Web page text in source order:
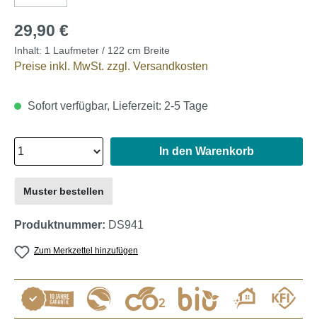
29,90 €
Inhalt: 1 Laufmeter / 122 cm Breite
Preise inkl. MwSt. zzgl. Versandkosten
Sofort verfügbar, Lieferzeit: 2-5 Tage
In den Warenkorb
Zum Merkzettel hinzufügen
Muster bestellen
Produktnummer: DS941